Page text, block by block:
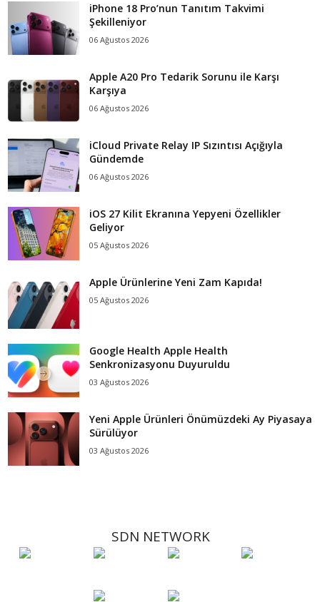
iPhone 18 Pro’nun Tanıtım Takvimi
Şekilleniyor
06 Ağustos 2026
Apple A20 Pro Tedarik Sorunu ile Karşı
Karşıya
06 Ağustos 2026
iCloud Private Relay IP Sızıntısı Açığıyla
Gündemde
06 Ağustos 2026
iOS 27 Kilit Ekranına Yepyeni Özellikler
Geliyor
05 Ağustos 2026
Apple Ürünlerine Yeni Zam Kapıda!
05 Ağustos 2026
Google Health Apple Health
Senkronizasyonu Duyuruldu
03 Ağustos 2026
Yeni Apple Ürünleri Önümüzdeki Ay Piyasaya
Sürülüyor
03 Ağustos 2026
SDN NETWORK